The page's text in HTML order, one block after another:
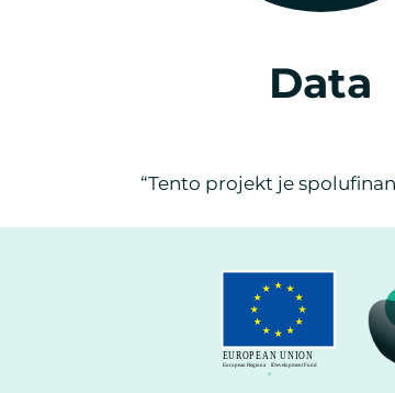
Data
“Tento projekt je